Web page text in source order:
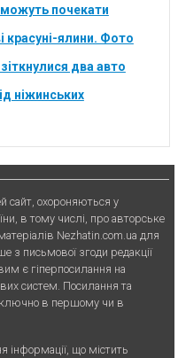
можуть почекати
красуні-ялини. Фото
два авто
ніжинських
сайт, охороняються у
в тому числі, про авторське
Nezhatin.com.ua для
з письмової згоди редакції
є гiперпосилання на
систем. Посилання та
в першому чи в
iнформацiї, що мiстить